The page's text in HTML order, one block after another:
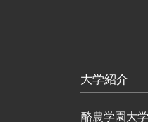
大学紹介
酪農学園大